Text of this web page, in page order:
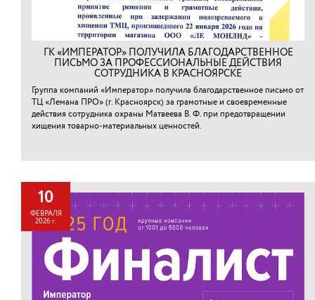
ГК «ИМПЕРАТОР» ПОЛУЧИЛА БЛАГОДАРСТВЕННОЕ
ПИСЬМО ЗА ПРОФЕССИОНАЛЬНЫЕ ДЕЙСТВИЯ
СОТРУДНИКА В КРАСНОЯРСКЕ
Группа компаний «Император» получила благодарственное письмо от
ТЦ «Лемана ПРО» (г. Красноярск) за грамотные и своевременные
действия сотрудника охраны Матвеева В. Ф. при предотвращении
хищения товарно-материальных ценностей.⁠
10
ФЕВРАЛЯ
2026 г.